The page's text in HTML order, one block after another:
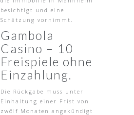
besichtigt und eine
Schätzung vornimmt.
Gambola
Casino – 10
Freispiele ohne
Einzahlung.
Die Rückgabe muss unter
Einhaltung einer Frist von
zwölf Monaten angekündigt